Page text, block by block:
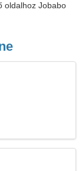
oldalhoz Jobabo